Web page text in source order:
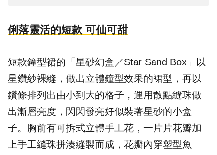
俐落靈活的短款 可仙可甜
短款鐘型裙的「星砂幻盒／Star Sand Box」以
星鑽紗裸縫，做出立體鐘型效果的裙型，再以
鑽條排列出由小到大的格子，運用散點縫珠做
出漸層亮度，閃閃發亮好似裝著星砂的小盒
子。胸前有可拆式立體手工花，一片片花瓣加
上手工縫珠拼湊縫製而成，花瓣內穿塑型魚